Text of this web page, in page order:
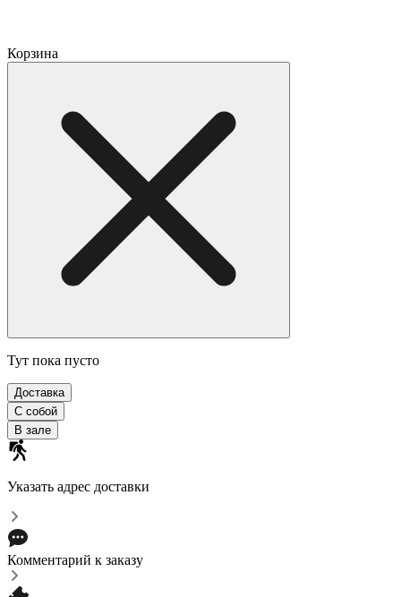
Корзина
Тут пока пусто
Доставка
С собой
В зале
Указать адрес доставки
Комментарий к заказу